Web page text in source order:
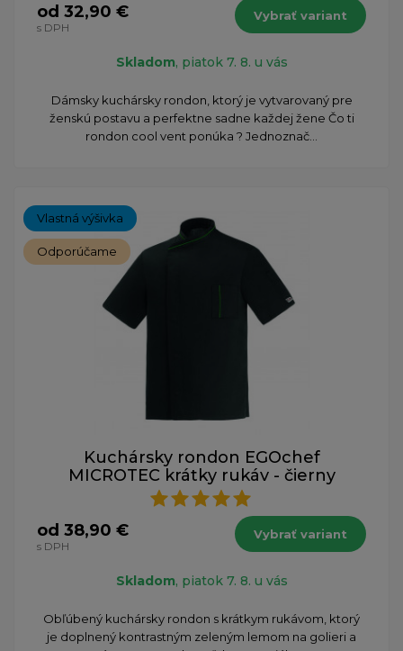
od 32,90 €
s DPH
Vybrať variant
Skladom, piatok 7. 8. u vás
Dámsky kuchársky rondon, ktorý je vytvarovaný pre
ženskú postavu a perfektne sadne každej žene Čo ti
rondon cool vent ponúka ? Jednoznač...
Vlastná výšivka
Odporúčame
Kuchársky rondon EGOchef
MICROTEC krátky rukáv - čierny
od 38,90 €
s DPH
Vybrať variant
Skladom, piatok 7. 8. u vás
​Obľúbený kuchársky rondon s krátkym rukávom, ktorý
je doplnený kontrastným zeleným lemom na golieri a